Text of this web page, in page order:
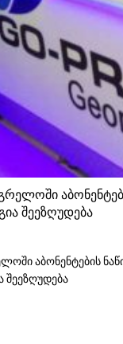
შეეზღუდება
აბონენტების